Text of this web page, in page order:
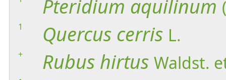
Pteridium aquilinum
1 Quercus cerris L.
+ Rubus hirtus Waldst.